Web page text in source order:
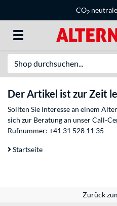
CO2
Der Artikel ist zur Zeit
Sollten Sie Interesse an einem
sich zur Beratung an unser Call-
Rufnummer: +41 31 528 11 35
Startseite
Zurück